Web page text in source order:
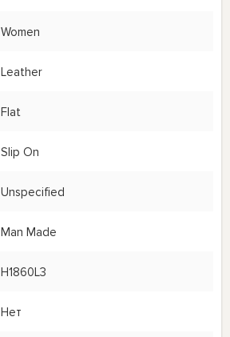
Women
Leather
Flat
Slip On
Unspecified
Man Made
H1860L3
Нет